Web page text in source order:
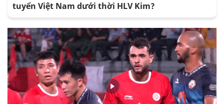
tuyển Việt Nam dưới thời HLV Kim?